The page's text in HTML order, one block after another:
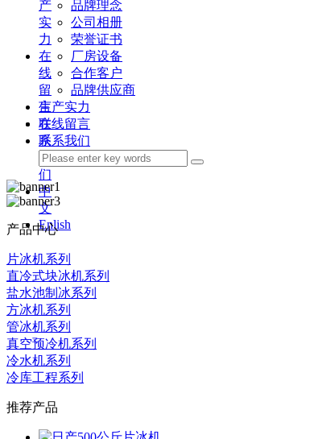
产
实
力
在
线
留
言
联
系
我
们
中
文
Enlish
品牌理念
公司相册
荣誉证书
厂房设备
合作客户
品牌供应商
生产实力
在线留言
联系我们
产品中心
片冰机系列
直冷式块冰机系列
盐水池制冰系列
方冰机系列
管冰机系列
真空预冷机系列
冷水机系列
冷库工程系列
推荐产品